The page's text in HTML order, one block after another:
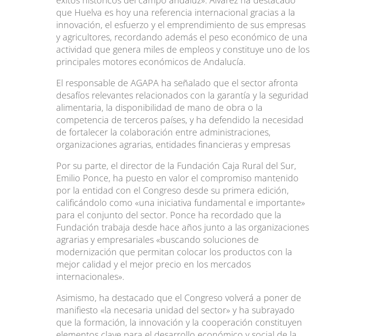
que Huelva es hoy una referencia internacional gracias a la
innovación, el esfuerzo y el emprendimiento de sus empresas
y agricultores, recordando además el peso económico de una
actividad que genera miles de empleos y constituye uno de los
principales motores económicos de Andalucía.
El responsable de AGAPA ha señalado que el sector afronta
desafíos relevantes relacionados con la garantía y la seguridad
alimentaria, la disponibilidad de mano de obra o la
competencia de terceros países, y ha defendido la necesidad
de fortalecer la colaboración entre administraciones,
organizaciones agrarias, entidades financieras y empresas
Por su parte, el director de la Fundación Caja Rural del Sur,
Emilio Ponce, ha puesto en valor el compromiso mantenido
por la entidad con el Congreso desde su primera edición,
calificándolo como «una iniciativa fundamental e importante»
para el conjunto del sector. Ponce ha recordado que la
Fundación trabaja desde hace años junto a las organizaciones
agrarias y empresariales «buscando soluciones de
modernización que permitan colocar los productos con la
mejor calidad y el mejor precio en los mercados
internacionales».
Asimismo, ha destacado que el Congreso volverá a poner de
manifiesto «la necesaria unidad del sector» y ha subrayado
que la formación, la innovación y la cooperación constituyen